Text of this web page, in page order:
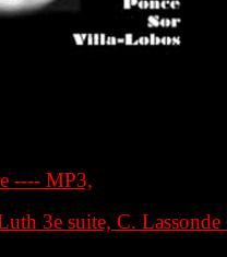
---- MP3,
3e suite, C.